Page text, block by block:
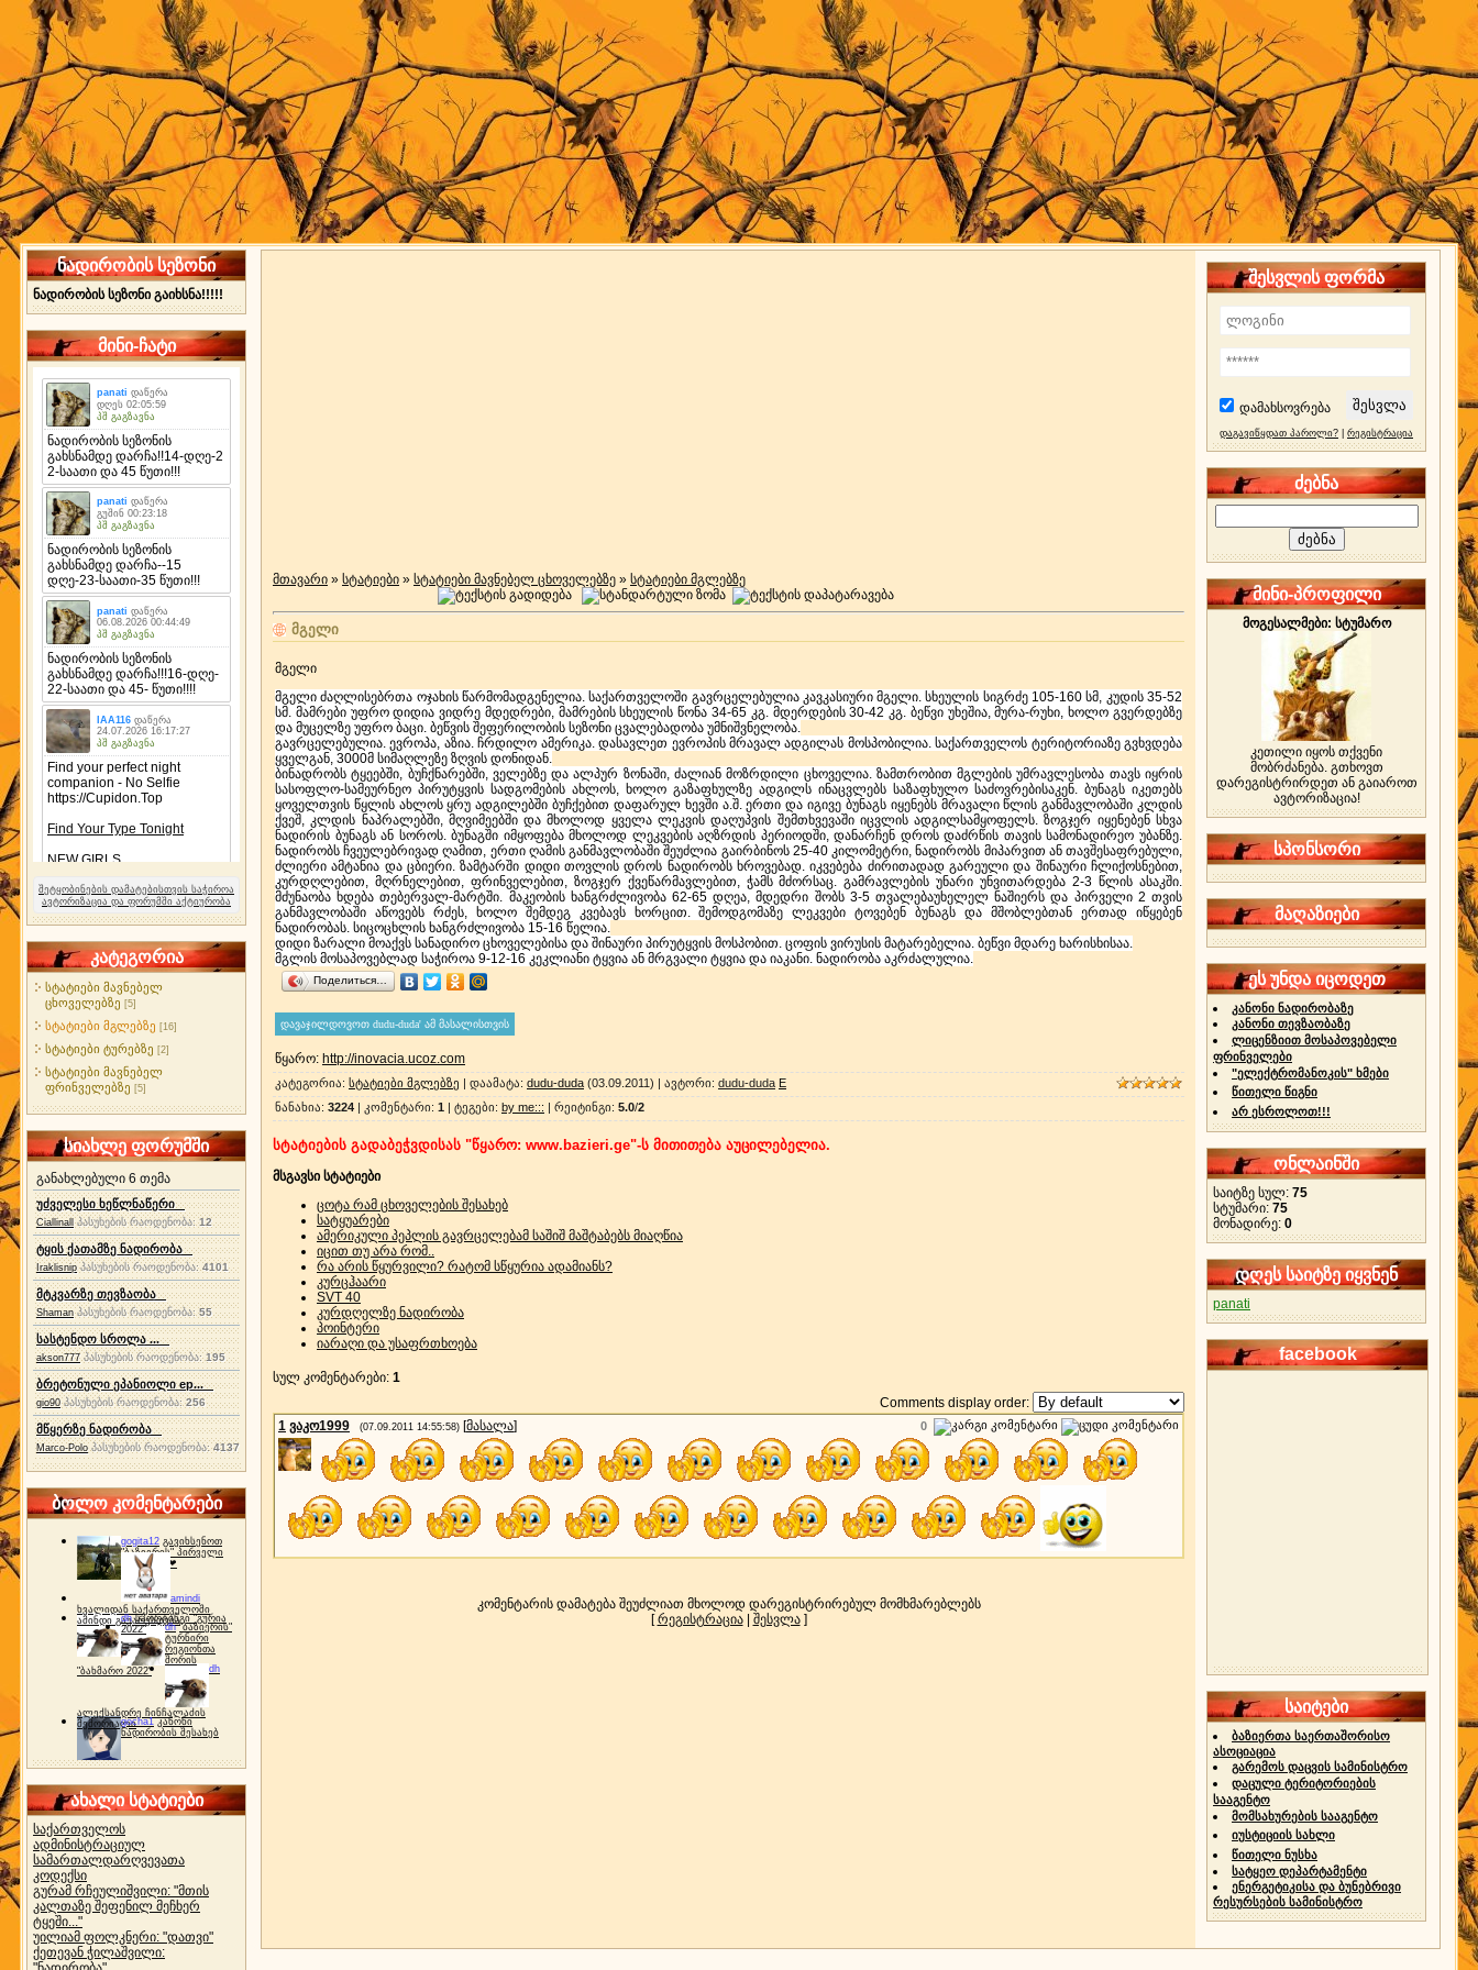
ნადირობის სეზონი
ნადირობის სეზონი გაიხსნა!!!!!
მინი-ჩატი
შეტყობინების დამატებისთვის საჭიროა
ავტორიზაცია და ფორუმში აქტიურობა
კატეგორია
სტატიები მავნებელ
ცხოველებზე [5]
სტატიები მგლებზე [16]
სტატიები ტურებზე [2]
სტატიები მავნებელ
ფრინველებზე [5]
სიახლე ფორუმში
განახლებული 6 თემა
უძველესი ხეწლნაწერი
Ciallinall პასუხების რაოდენობა:12
ტყის ქათამზე ნადირობა
Iraklisnip პასუხების რაოდენობა: 4101
მტკვარზე თევზაობა
Shaman პასუხების რაოდენობა:55
სასტენდო სროლა ...
akson777 პასუხების რაოდენობა:195
ბრეტონული ეპანიოლი ep...
gio90 პასუხების რაოდენობა:256
მწყერზე ნადირობა
Marco-Polo პასუხების რაოდენობა:4137
ბოლო კომენტარები
gogita12 გავიხსენოთ
"ბაზიერის" პირველი
ტურნირი ❤
amindi
ხვალიდან საქართველოში
ამინდი გაუარესდება
dh სპორტინგი "გურია
2022"
dh "ბაზიერის"
ტურნირი
რეგიონთა
შორის
"ბახმარო 2022"
dh
ალექსანდრე ჩინჩალაძის
მემორიალიgocha1 კანონი
ნადირობის შესახებ
ახალი სტატიები
საქართველოს
ადმინისტრაციულ
სამართალდარღვევათა
კოდექსი
გურამ რჩეულიშვილი: "მთის
კალთაზე შეფენილ მეჩხერ
ტყეში..."
უილიამ ფოლკნერი: "დათვი"
ქეთევან ჭილაშვილი:
მთავარი » სტატიები » სტატიები მავნებელ ცხოველებზე » სტატიები მგლებზე
მგელი
მგელი
მგელი ძაღლისებრთა ოჯახის წარმომადგენელია. საქართველოში გავრცელებულია კავკასიური მგელი. სხეულის სიგრძე 105-160 სმ, კუდის 35-52
სმ. მამრები უფრო დიდია ვიდრე მდედრები, მამრების სხეულის წონა 34-65 კგ. მდერდების 30-42 კგ. ბეწვი უხეშია, მურა-რუხი, ხოლო გვერდებზე
და მუცელზე უფრო ბაცი. ბეწვის შეფერილობის სეზონი ცვალებადობა უმნიშვნელობა.
გავრცელებულია. ევროპა, აზია. ჩრდილო ამერიკა. დასავლეთ ევროპის მრავალ ადგილას მოსპობილია. საქართველოს ტერიტორიაზე გვხვდება
ყველგან, 3000მ სიმაღლეზე ზღვის დონიდან.
ბინადრობს ტყეებში, ბუჩქნარებში, ველებზე და ალპურ ზონაში, ძალიან მოზრდილი ცხოველია. ზამთრობით მგლების უმრავლესობა თავს იყრის
სასოფლო-სამეურნეო პირუტყვის სადგომების ახლოს, ხოლო გაზაფხულზე ადგილს ინაცვლებს საზაფხულო საძოვრებისაკენ. ბუნაგს იკეთებს
ყოველთვის წყლის ახლოს ყრუ ადგილებში ბუჩქებით დაფარულ ხევში ა.შ. ერთი და იგივე ბუნაგს იყენებს მრავალი წლის განმავლობაში კლდის
ქვეშ, კლდის ნაპრალებში, მღვიმეებში და მხოლოდ ყველა ლეკვის დაღუპვის შემთხვევაში იცვლის ადგილსამყოფელს. ზოგჯერ იყენებენ სხვა
ნადირის ბუნაგს ან სოროს. ბუნაგში იმყოფება მხოლოდ ლეკვების აღზრდის პერიოდში, დანარჩენ დროს დაძრწის თავის სამონადირეო უბანზე.
ნადირობს ჩვეულებრივად ღამით, ერთი ღამის განმავლობაში შეუძლია გაირბინოს 25-40 კილომეტრი, ნადირობს მიპარვით ან თავშესაფრებული,
ძლიერი ამტანია და ცბიერი. ზამტარში დიდი თოვლის დროს ნადირობს ხროვებად. იკვებება ძირითადად გარეული და შინაური ჩლიქოსნებით,
კურდღლებით, მღრნელებით, ფრინველებით, ზოგჯერ ქვეწარმავლებით, ჭამს მძორსაც. გამრავლების უნარი უნვითარდება 2-3 წლის ასაკში.
მძუნაობა ხდება თებერვალ-მარტში. მაკეობის ხანგრძლივობა 62-65 დღეა, მდედრი შობს 3-5 თვალებაუხელელ ნაშიერს და პირველი 2 თვის
განმავლობაში აწოვებს რძეს, ხოლო შემდეგ კვებავს ხორცით. შემოდგომაზე ლეკვები ტოვებენ ბუნაგს და მშობლებთან ერთად იწყებენ
ნადირობას. სიცოცხლის ხანგრძლივობა 15-16 წელია.
დიდი ზარალი მოაქვს სანადირო ცხოველებისა და შინაური პირუტყვის მოსპობით. ცოფის ვირუსის მატარებელია. ბეწვი მდარე ხარისხისაა.
მგლის მოსაპოვებლად საჭიროა 9-12-16 კეკლიანი ტყვია ან მრგვალი ტყვია და იაკანი. ნადირობა აკრძალულია.
Поделиться…
წყარო: http://inovacia.ucoz.com
კატეგორია: სტატიები მგლებზე | დაამატა: dudu-duda (03.09.2011) | ავტორი: dudu-duda E
ნანახია: 3224 | კომენტარი: 1 | ტეგები: by me::: | რეიტინგი: 5.0/2
სტატიების გადაბეჭვდისას "წყარო: www.bazieri.ge"-ს მითითება აუცილებელია.
მსგავსი სტატიები
ცოტა რამ ცხოველების შესახებ
სატყუარები
ამერიკული პეპლის გავრცელებამ საშიშ მაშტაბებს მიაღწია
იცით თუ არა რომ..
რა არის წყურვილი? რატომ სწყურია ადამიანს?
კურცჰაარი
SVT 40
კურდღელზე ნადირობა
პოინტერი
იარაღი და უსაფრთხოება
სულ კომენტარები: 1
Comments display order:
0
1 ვაკო1999 (07.09.2011 14:55:58) [მასალა]
კომენტარის დამატება შეუძლიათ მხოლოდ დარეგისტრირებულ მომხმარებლებს
[რეგისტრაცია| შესვლა]
შესვლის ფორმა
დამახსოვრება
დაგავიწყდათ პაროლი? რეგისტრაცია
ძებნა
მინი-პროფილი
მოგესალმები: სტუმარო
კეთილი იყოს თქვენი
მობრძანება. გთხოვთ
დარეგისტრირდეთ ან გაიაროთ
ავტორიზაცია!
სპონსორი
მაღაზიები
ეს უნდა იცოდეთ
კანონი ნადირობაზე
კანონი თევზაობაზე
ლიცენზიით მოსაპოვებელი
ფრინველები
"ელექტრომანოკის" ხმები
წითელი წიგნი
არ ესროლოთ!!!
ონლაინში
საიტზე სულ: 75
სტუმარი: 75
მონადირე: 0
დღეს საიტზე იყვნენ
panati
facebook
საიტები
ბაზიერთა საერთაშორისო
ასოციაცია
გარემოს დაცვის სამინისტრო
დაცული ტერიტორიების
სააგენტო
მომსახურების სააგენტო
იუსტიციის სახლი
წითელი ნუსხა
სატყეო დეპარტამენტი
ენერგეტიკისა და ბუნებრივი
რესურსების სამინისტრო